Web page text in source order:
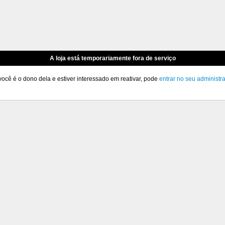
A loja está temporariamente fora de serviço
é o dono dela e estiver interessado em reativar, pode entrar no seu